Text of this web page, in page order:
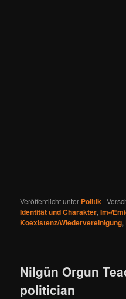
Veröffentlicht unter Politik |
Identität und Charakter,Im-/
Koexistenz/Wiedervereinigung,
Nilgün Orgun
politician